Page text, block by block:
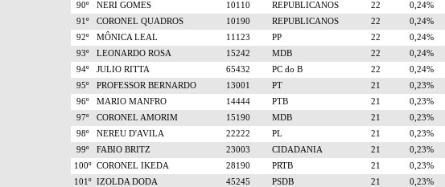
90º
NERI GOMES 10110 REPUBLICANOS 22
0,24%
91º
CORONEL QUADROS 10190 REPUBLICANOS 22
0,24%
92º
MÔNICA LEAL 11123 PP 22
0,24%
93º
LEONARDO ROSA 15242 MDB 22
0,24%
94º
JULIO RITTA 65432 PC do B 22
0,24%
95º
PROFESSOR BERNARDO 13001 PT 21
0,23%
96º
MARIO MANFRO 14444 PTB 21
0,23%
97º
CORONEL AMORIM 15190 MDB 21
0,23%
98º
NEREU D'AVILA 22222 PL 21
0,23%
99º
FABIO BRITZ 23003 CIDADANIA 21
0,23%
100º CORONEL IKEDA 28190 PRTB 21
0,23%
101º IZOLDA DODA 45245 PSDB 21
0,23%